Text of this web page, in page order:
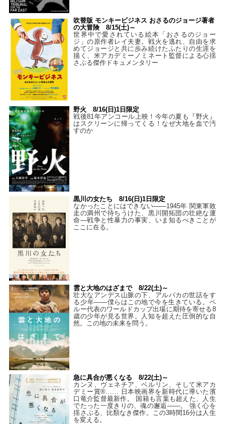
吹替版 モンキービジネス おさるのジョージ著者
の大冒険 8/15(土)～
世界中で愛されている絵本「おさるのジョー
ジ」の原作者レイ夫妻。戦火を逃れ、自由を求
めてジョージと共に歩み続けたふたりの生涯を
描く、米アカデミーノミネート監督による心揺
さぶる傑作ドキュメンタリー
野火 8/16(日)1日限定
戦後81年アンコール上映！今年の夏も『野火』
はスクリーンに帰ってくる！なぜ大地を血で汚
すのか
黒川の女たち 8/16(日)1日限定
なかったことにはできない——1945年 関東軍敗
走の満州で待ちうけた、黒川開拓団の壮絶な運
命―戦争と性暴力の事実、いま知るべきことが
ここに在る。
雲と大地のはざまで 8/22(土)～
壮大なアンデス山脈の下、アルパカの世話をす
る少年――僕らはこの地で今を生きている。ペ
ルー代表のワールドカップ出場に期待を寄せる8
歳の少年が見る世界。人知を超えた圧倒的な自
然。この地の未来を問う。
急に具合が悪くなる 8/22(土)～
カンヌ、ヴェネチア、ベルリン、そして米アカ
デミー賞®…… 日本映画界を新時代に導いた濱
口竜介監督最新作。 国籍も言葉も超えた、人生
でたった一度きりの、魂の邂逅――。 強く心を
揺さぶる、比類なき傑作。この3時間16分は人生
を変える。